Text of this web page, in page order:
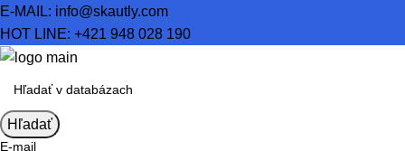
E-MAIL: info@skautly.com
HOT LINE: +421 948 028 190
Hľadať
E-mail